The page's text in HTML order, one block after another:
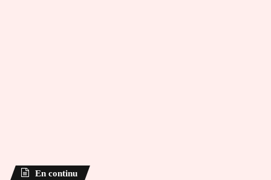
En continu